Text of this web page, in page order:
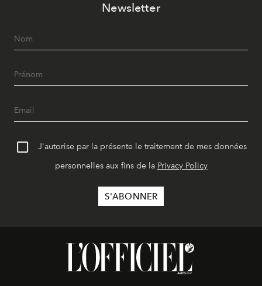
Newsletter
J'autorise par la présente le traitement de mes données
personnelles aux fins de la Privacy Policy